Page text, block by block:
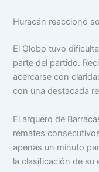
Huracán reaccionó
El Globo tuvo
parte del partido.
acercarse con
con una destacada
El arquero de
remates
apenas un minuto
la clasificación de su